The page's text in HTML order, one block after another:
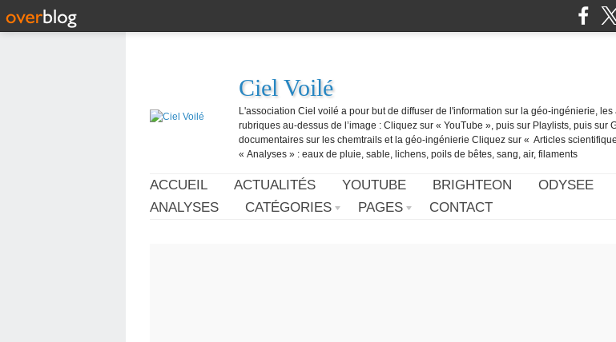
Ciel Voilé
L'association Ciel voilé a pour but de diffuser de l'information sur la géo-ingénierie,
rubriques au-dessus de l’image : Cliquez sur « YouTube », puis sur Playlists, puis
documentaires sur les chemtrails et la géo-ingénierie Cliquez sur « Articles
« Analyses » : eaux de pluie, sable, lichens, poils de bêtes, sang, air, filaments
ACCUEIL ACTUALITÉS YOUTUBE BRIGHTEON ODYSEE
ANALYSES
CATÉGORIES PAGES CONTACT